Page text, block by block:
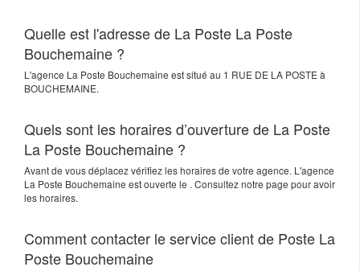
Quelle est l'adresse de La Poste La Poste
Bouchemaine ?
L'agence La Poste Bouchemaine est situé au 1 RUE DE LA POSTE à
BOUCHEMAINE.
Quels sont les horaires d’ouverture de La Poste
La Poste Bouchemaine ?
Avant de vous déplacez vérifiez les horaires de votre agence. L'agence
La Poste Bouchemaine est ouverte le . Consultez notre page pour avoir
les horaires.
Comment contacter le service client de Poste La
Poste Bouchemaine